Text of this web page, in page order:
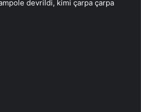
devrildi, kimi çarpa çarpa